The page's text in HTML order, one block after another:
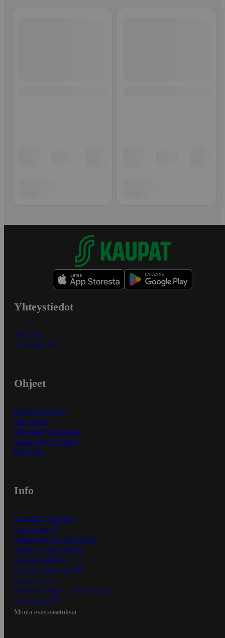
Yhteystiedot
Myymälät
Asiakaspalvelu
Ohjeet
Ensitilaajan ohjeet
Näin maksat
Näin tilaat ja muokkaat
Kaikki ohjeet ja vinkit
In English
Info
S-Business yrityksille
Oiva-raportit
Osuuskauppojen yhteystiedot
Tilaus- ja toimitusehdot
Tietosuojakäytäntö
Palvelun käyttöehdot
Saavutettavuus
Mobiilisovelluksen saavutettavuus
Mainostajalle
Muuta evästeasetuksia